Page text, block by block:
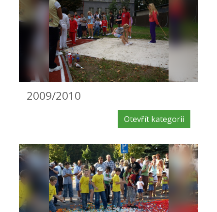
2009/2010
Otevřít kategorii